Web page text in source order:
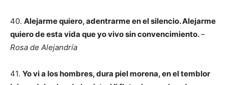
40. Alejarme quiero, adentrarme en el silencio. Alejarme
quiero de esta vida que yo vivo sin convencimiento.–
Rosa de Alejandría
41. Yo vi a los hombres, dura piel morena, en el temblor